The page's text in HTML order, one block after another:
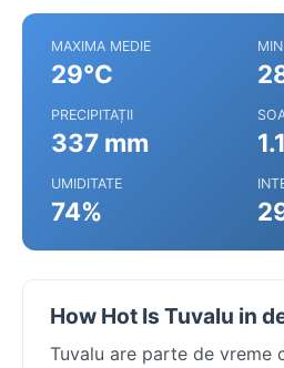
MAXIMA MEDIE
29°C
PRECIPITAȚII
337 mm
UMIDITATE
74%
How Hot Is Tuvalu in
Tuvalu are parte de vreme